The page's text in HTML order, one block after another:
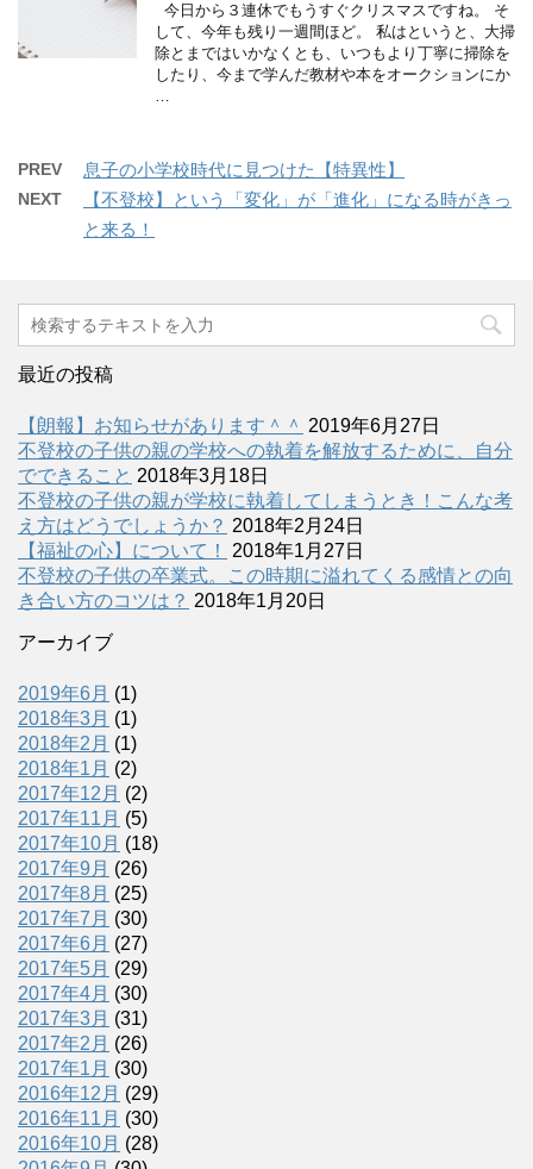
今日から３連休でもうすぐクリスマスですね。 そ
して、今年も残り一週間ほど。 私はというと、大掃
除とまではいかなくとも、いつもより丁寧に掃除を
したり、今まで学んだ教材や本をオークションにか
…
PREV 息子の小学校時代に見つけた【特異性】
NEXT
【不登校】という「変化」が「進化」になる時がきっ
と来る！
最近の投稿
【朗報】お知らせがあります＾＾ 2019年6月27日
不登校の子供の親の学校への執着を解放するために、自分
でできること 2018年3月18日
不登校の子供の親が学校に執着してしまうとき！こんな考
え方はどうでしょうか？ 2018年2月24日
【福祉の心】について！
2018年1月27日
不登校の子供の卒業式。この時期に溢れてくる感情との向
き合い方のコツは？ 2018年1月20日
アーカイブ
2019年6月 (1)
2018年3月 (1)
2018年2月 (1)
2018年1月 (2)
2017年12月 (2)
2017年11月 (5)
2017年10月 (18)
2017年9月 (26)
2017年8月 (25)
2017年7月 (30)
2017年6月 (27)
2017年5月 (29)
2017年4月 (30)
2017年3月 (31)
2017年2月 (26)
2017年1月 (30)
2016年12月 (29)
2016年11月 (30)
2016年10月 (28)